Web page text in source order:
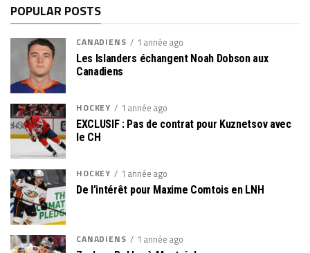
POPULAR POSTS
CANADIENS 1 année ago
Les Islanders échangent Noah Dobson aux
Canadiens
HOCKEY 1 année ago
EXCLUSIF : Pas de contrat pour Kuznetsov avec
le CH
HOCKEY 1 année ago
De l’intérêt pour Maxime Comtois en LNH
CANADIENS 1 année ago